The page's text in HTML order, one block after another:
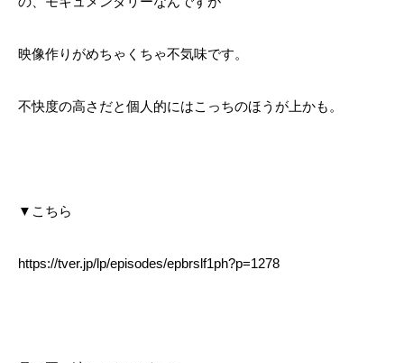
映像作りがめちゃくちゃ不気味です。
不快度の高さだと個人的にはこっちのほうが上かも。
▼こちら
https://tver.jp/lp/episodes/epbrslf1ph?p=1278